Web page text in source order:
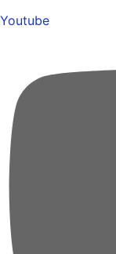
Youtube